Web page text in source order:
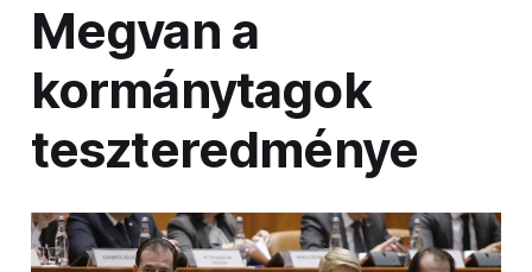
Megvan a
kormánytagok
teszteredménye